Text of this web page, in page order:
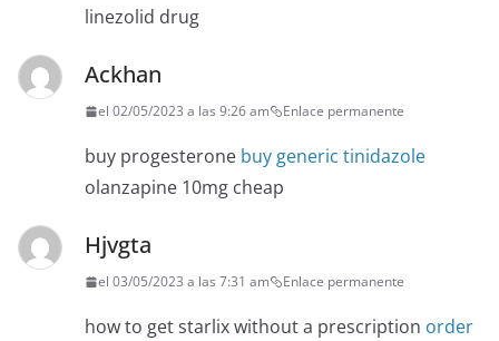
linezolid drug
Ackhan
el 02/05/2023 a las 9:26 am Enlace permanente
buy progesterone buy generic tinidazole
olanzapine 10mg cheap
Hjvgta
el 03/05/2023 a las 7:31 am Enlace permanente
how to get starlix without a prescription order